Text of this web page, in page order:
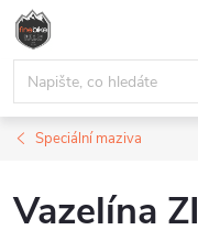
Přejít
obsah
Speciální maziva
Vazelína